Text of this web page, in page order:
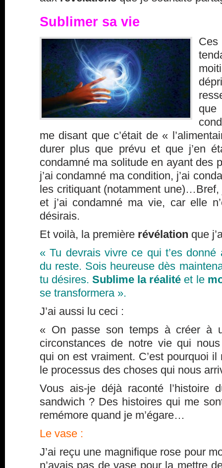
Sublimer sa vie
Ces
me disant que c’était de «
durer plus que prévu et que j’en
condamné ma solitude en ayant des
j’ai condamné ma condition, j’ai
les critiquant (notamment une)…Bref,
et j’ai condamné ma vie, car elle
désirais.
Et voilà, la première révélation que
« Tu devrais vivre ce qui t’es
du reste. Sois heureuse dès
tu désires.Sublime la réalité et le
se transformera ».
J’ai aussi lu ceci :
« On passe son temps à créer à
circonstances de notre vie qui nous
qui on est vraiment. C’est pourquoi
le processus des choses qui nous
Vous ais-je déjà raconté l’histoire
sandwich ? Des histoires qui me
remémore quand je m’égare…
Le vase :
J’ai reçu une magnifique rose pour
n’avais pas de vase pour la mettre